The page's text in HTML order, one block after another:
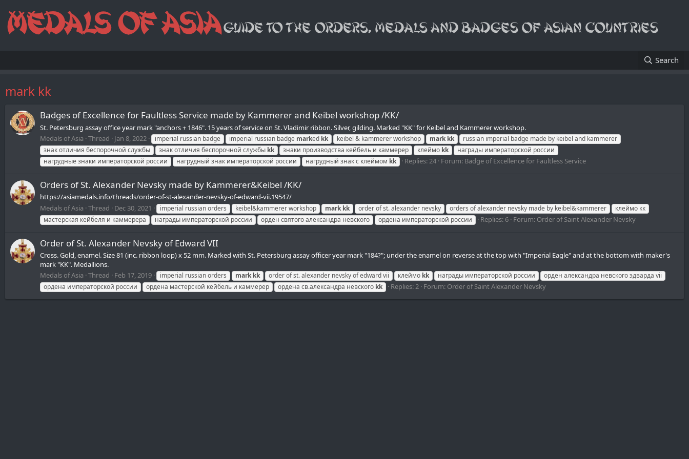
Search
mark kk
Badges of Excellence for Faultless Service made by Kammerer and Keibel workshop /KK/
St. Petersburg assay office year mark "anchors + 1846". 15 years of service on St. Vladimir ribbon. Silver, gilding. Marked "KK" for Keibel and Kammerer workshop.
Medals of Asia Thread Jan 8, 2022 imperial russian badge imperial russian badge marked kk keibel & kammerer workshop mark kk
russian imperial badge made by keibel and kammerer
знак отличия беспорочной службы
знак отличия беспорочной службы kk знаки производства кейбель и каммерер клеймо kk
награды императорской россии
нагрудные знаки императорской россии
нагрудный знак императорской россии нагрудный знак с клеймом kk Replies: 24 Forum: Badge of Excellence for Faultless Service
Orders of St. Alexander Nevsky made by Kammerer&Keibel /KK/
https://asiamedals.info/threads/order-of-st-alexander-nevsky-of-edward-vii.19547/
Medals of Asia Thread Dec 30, 2021 imperial russian orders keibel&kammerer workshop mark kk order of st. alexander nevsky orders of alexander nevsky made by keibel&kammerer
клеймо кк
мастерская кейбеля и каммерера
награды императорской россии орден святого александра невского ордена императорской россии Replies: 6 Forum: Order of Saint Alexander Nevsky
Order of St. Alexander Nevsky of Edward VII
Cross. Gold, enamel. Size 81 (inc. ribbon loop) x 52 mm. Marked with St. Petersburg assay officer year mark "184?"; under the enamel on reverse at the top with "Imperial Eagle" and at the bottom with maker's
mark "KK". Medallions.
Medals of Asia Thread Feb 17, 2019 imperial russian orders mark kk order of st. alexander nevsky of edward vii клеймо kk награды императорской россии
орден александра невского эдварда vii
ордена императорской россии
ордена мастерской кейбель и каммерер ордена св.александра невского kk Replies: 2 Forum: Order of Saint Alexander Nevsky